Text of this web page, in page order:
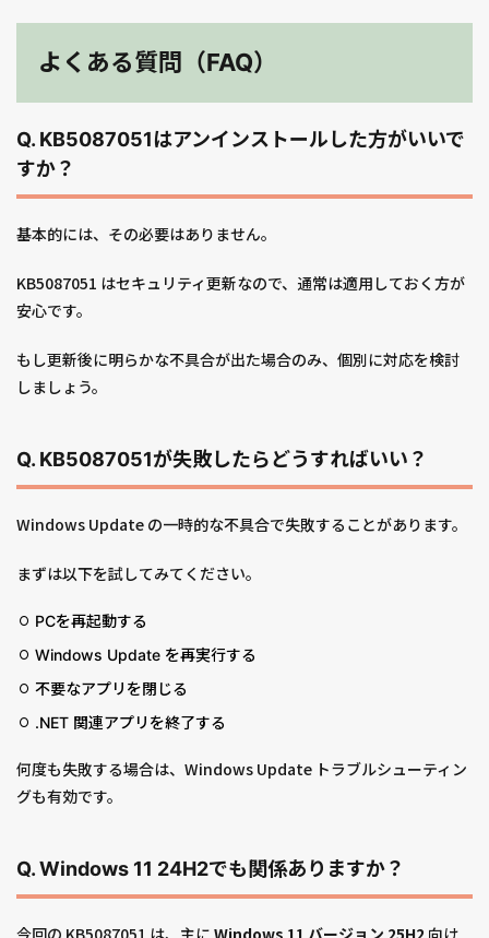
よくある質問（FAQ）
Q. KB5087051はアンインストールした方がいいで
すか？
基本的には、その必要はありません。
KB5087051 はセキュリティ更新なので、通常は適用しておく方が
安心です。
もし更新後に明らかな不具合が出た場合のみ、個別に対応を検討
しましょう。
Q. KB5087051が失敗したらどうすればいい？
Windows Update の一時的な不具合で失敗することがあります。
まずは以下を試してみてください。
PCを再起動する
Windows Update を再実行する
不要なアプリを閉じる
.NET 関連アプリを終了する
何度も失敗する場合は、Windows Update トラブルシューティン
グも有効です。
Q. Windows 11 24H2でも関係ありますか？